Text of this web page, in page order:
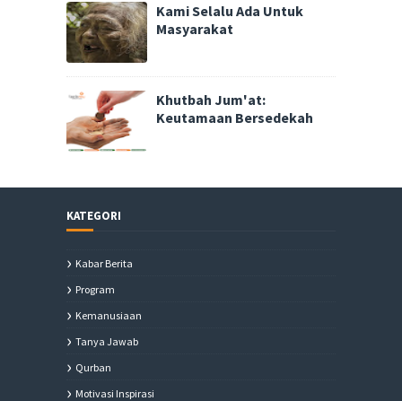
Kami Selalu Ada Untuk
Masyarakat
Khutbah Jum'at:
Keutamaan Bersedekah
KATEGORI
Kabar Berita
Program
Kemanusiaan
Tanya Jawab
Qurban
Motivasi Inspirasi